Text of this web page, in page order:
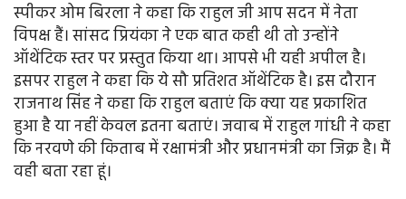
स्पीकर ओम बिरला ने कहा कि राहुल जी आप सदन में नेता
विपक्ष हैं। सांसद प्रियंका ने एक बात कही थी तो उन्होंने
ऑथेंटिक स्तर पर प्रस्तुत किया था। आपसे भी यही अपील है।
इसपर राहुल ने कहा कि ये सौ प्रतिशत ऑथेंटिक है। इस दौरान
राजनाथ सिंह ने कहा कि राहुल बताएं कि क्या यह प्रकाशित
हुआ है या नहीं केवल इतना बताएं। जवाब में राहुल गांधी ने कहा
कि नरवणे की किताब में रक्षामंत्री और प्रधानमंत्री का जिक्र है। मैं
वही बता रहा हूं।